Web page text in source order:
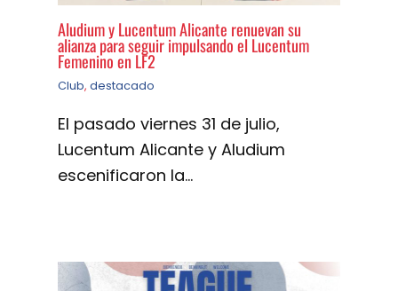
Aludium y Lucentum Alicante renuevan su
alianza para seguir impulsando el Lucentum
Femenino en LF2
Club, destacado
El pasado viernes 31 de julio,
Lucentum Alicante y Aludium
escenificaron la…